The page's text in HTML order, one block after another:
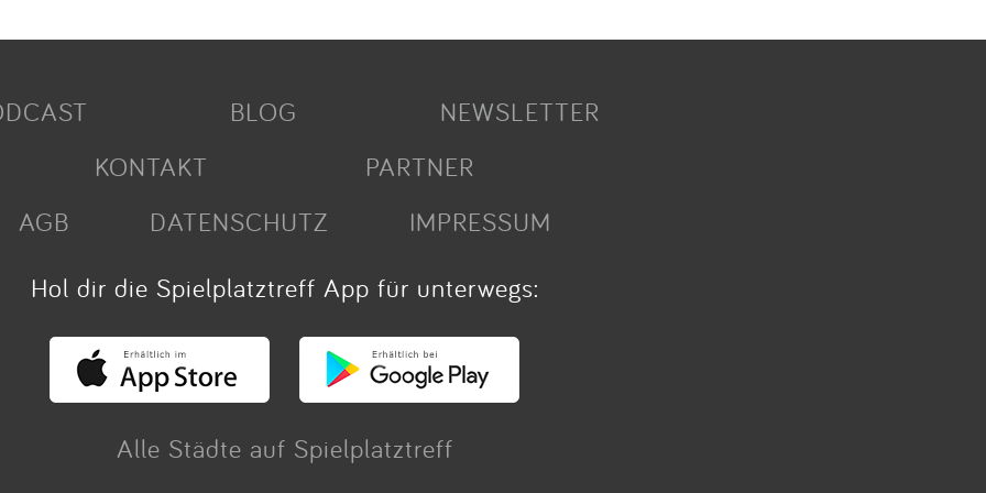
BLOG
NEWSLETTER
KONTAKT
PARTNER
AGB
DATENSCHUTZ
IMPRESSUM
Hol dir die Spielplatztreff App für unterwegs:
Alle Städte auf Spielplatztreff